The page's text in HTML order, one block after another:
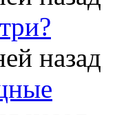
назад